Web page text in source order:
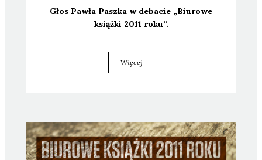
Głos Paw­ła Pasz­ka w deba­cie „Biu­ro­we
książ­ki 2011 roku”.
Więcej